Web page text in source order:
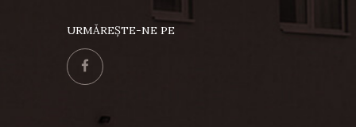
URMĂREȘTE-NE PE